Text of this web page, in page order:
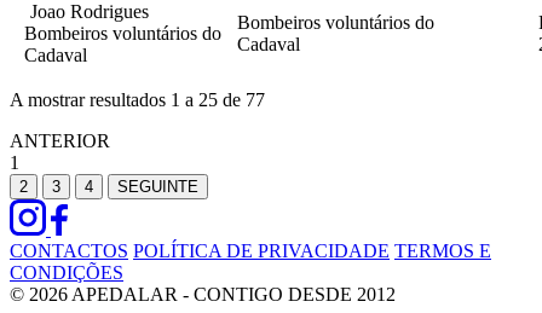
Joao Rodrigues
Bombeiros voluntários do
Cadaval
Bombeiros voluntários do
Cadaval
A mostrar resultados 1 a 25 de 77
ANTERIOR
1
2 3 4 SEGUINTE
CONTACTOS POLÍTICA DE PRIVACIDADE TERMOS E
CONDIÇÕES
© 2026 APEDALAR - CONTIGO DESDE 2012